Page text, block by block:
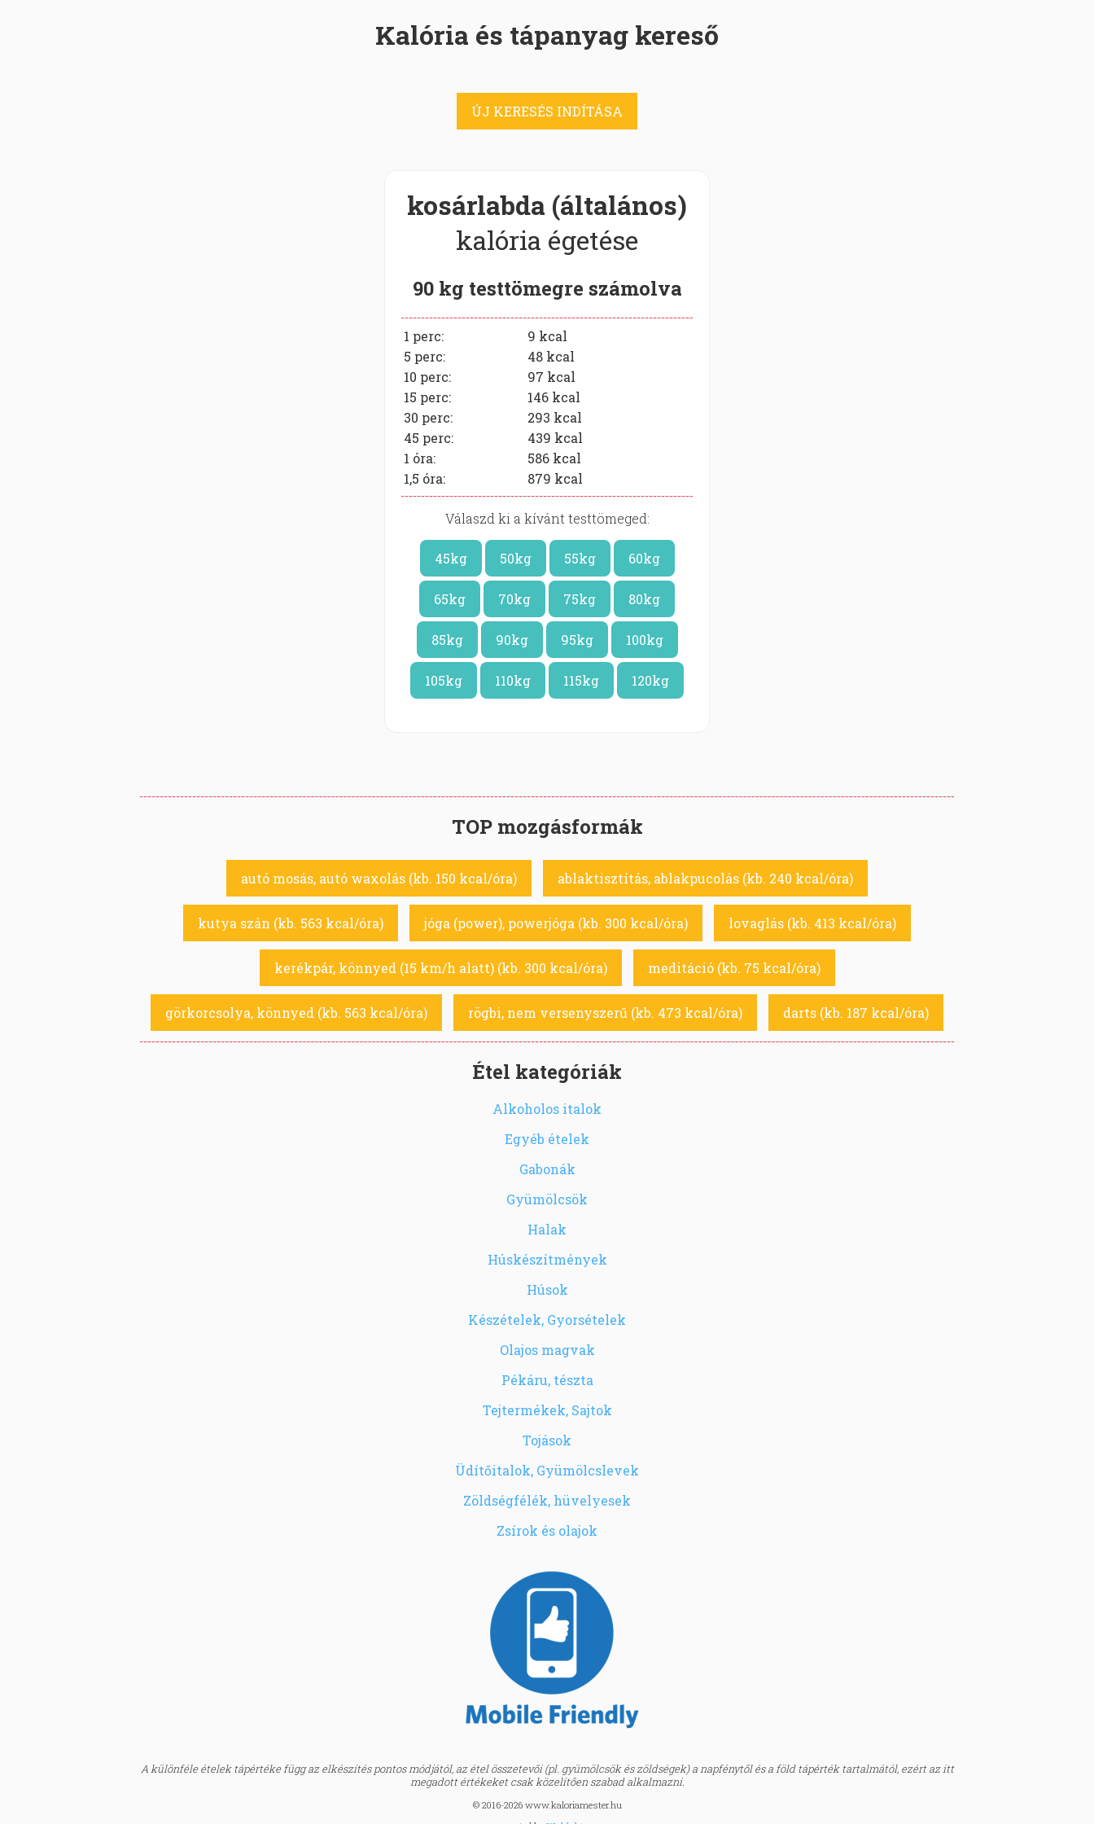
Kalória és tápanyag kereső
ÚJ KERESÉS INDÍTÁSA
kosárlabda (általános)
kalória égetése
90 kg testtömegre számolva
1 perc: 9 kcal
5 perc:
48 kcal
10 perc:
97 kcal
15 perc:
146 kcal
30 perc:
293 kcal
45 perc:
439 kcal
1 óra:
586 kcal
1,5 óra:
879 kcal
Válaszd ki a kívánt testtömeged:
45kg 50kg 55kg 60kg
65kg 70kg 75kg 80kg
85kg 90kg 95kg 100kg
105kg 110kg 115kg 120kg
TOP mozgásformák
autó mosás, autó waxolás (kb. 150 kcal/óra) ablaktisztítás, ablakpucolás (kb. 240 kcal/óra)
kutya szán (kb. 563 kcal/óra) jóga (power), powerjóga (kb. 300 kcal/óra) lovaglás (kb. 413 kcal/óra)
kerékpár, könnyed (15 km/h alatt) (kb. 300 kcal/óra) meditáció (kb. 75 kcal/óra)
görkorcsolya, könnyed (kb. 563 kcal/óra) rögbi, nem versenyszerű (kb. 473 kcal/óra) darts (kb. 187 kcal/óra)
Étel kategóriák
Alkoholos italok
Egyéb ételek
Gabonák
Gyümölcsök
Halak
Húskészítmények
Húsok
Készételek, Gyorsételek
Olajos magvak
Pékáru, tészta
Tejtermékek, Sajtok
Tojások
Üdítőitalok, Gyümölcslevek
Zöldségfélék, hüvelyesek
Zsírok és olajok
A különféle ételek tápértéke függ az elkészítés pontos módjától, az étel összetevői (pl. gyümölcsök és zöldségek) a napfénytől és a föld tápérték tartalmától, ezért az itt
megadott értékeket csak közelítően szabad alkalmazni.
© 2016-2026 www.kaloriamester.hu